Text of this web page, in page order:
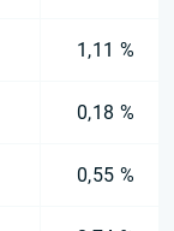
1,11 %
0,18 %
0,55 %